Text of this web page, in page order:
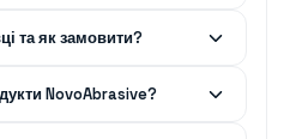
та як замовити?
NovoAbrasive?